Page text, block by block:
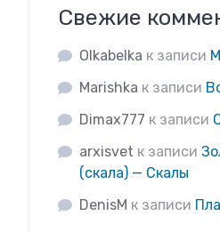
Свежие
Olkabelka к записи
Marishka к записи
Dimax777 к записи
arxisvet к записи
(скала) — Скалы
DenisM к записи